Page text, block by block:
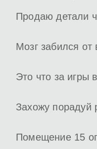
Продаю детали
Мозг забился от
Это что за игры
Захожу порадуй
Помещение 15